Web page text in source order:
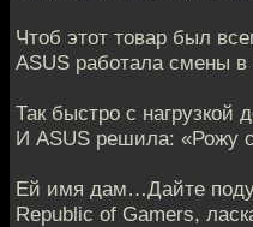
Чтоб этот товар был
ASUS работала смены в
Так быстро с нагрузкой
И ASUS решила: «Рожу
Ей имя дам…Дайте
Republic of Gamers,